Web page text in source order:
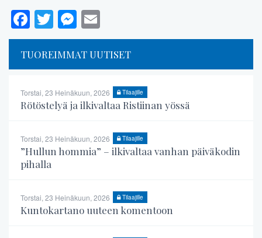
Facebook
TwitterMessenger
TUOREIMMAT UUTISET
Torstai, 23 Heinäkuun, 2026 Tilaajille
Rötöstelyä ja ilkivaltaa Ristiinan yössä
Torstai, 23 Heinäkuun, 2026 Tilaajille
”Hullun hommia” – ilkivaltaa vanhan päiväkodin
pihalla
Torstai, 23 Heinäkuun, 2026 Tilaajille
Kuntokartano uuteen komentoon